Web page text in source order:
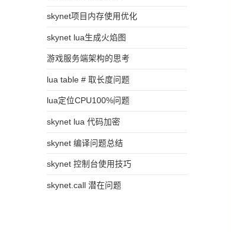
skynet项目内存使用优化
skynet lua生成火焰图
游戏服务端架构的思考
lua table # 取长度问题
lua定位CPU100%问题
skynet lua 代码加密
skynet 编译问题总结
skynet 控制台使用技巧
skynet.call 潜在问题